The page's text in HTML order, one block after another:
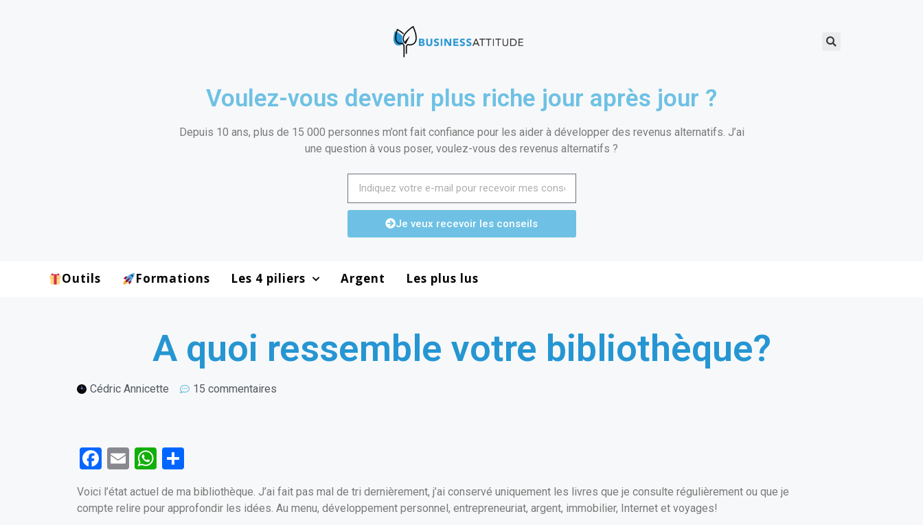
Voulez-vous devenir plus riche jour après jour ?
Depuis 10 ans, plus de 15 000 personnes m’ont fait confiance pour les aider à développer des revenus alternatifs. J’ai
une question à vous poser, voulez-vous des revenus alternatifs ?
Je veux recevoir les conseils
Outils Formations Les 4 piliers Argent Les plus lus
A quoi ressemble votre bibliothèque?
Cédric Annicette 15 commentaires
F
a
ce
E
ail
W
h
at
ar
ta
Voici l’état actuel de ma bibliothèque. J’ai fait pas mal de tri dernièrement, j’ai conservé uniquement les livres que je consulte régulièrement ou que je
compte relire pour approfondir les idées. Au menu, développement personnel, entrepreneuriat, argent, immobilier, Internet et voyages!